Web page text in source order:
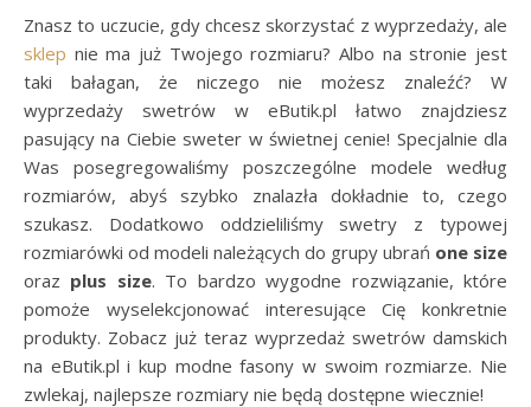
Znasz to uczucie, gdy chcesz skorzystać z wyprzedaży, ale
sklep nie ma już Twojego rozmiaru? Albo na stronie jest
taki bałagan, że niczego nie możesz znaleźć? W
wyprzedaży swetrów w eButik.pl łatwo znajdziesz
pasujący na Ciebie sweter w świetnej cenie! Specjalnie dla
Was posegregowaliśmy poszczególne modele według
rozmiarów, abyś szybko znalazła dokładnie to, czego
szukasz. Dodatkowo oddzieliliśmy swetry z typowej
rozmiarówki od modeli należących do grupy ubrań one size
oraz plus size. To bardzo wygodne rozwiązanie, które
pomoże wyselekcjonować interesujące Cię konkretnie
produkty. Zobacz już teraz wyprzedaż swetrów damskich
na eButik.pl i kup modne fasony w swoim rozmiarze. Nie
zwlekaj, najlepsze rozmiary nie będą dostępne wiecznie!